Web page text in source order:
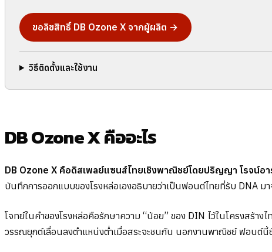
ขอลิขสิทธิ์ DB Ozone X จากผู้ผลิต →
วิธีติดตั้งและใช้งาน
DB Ozone X คืออะไร
DB Ozone X คือดิสเพลย์แซนส์ไทยเชิงพาณิชย์โดยปริญญา โรจน์อ
บันทึกการออกแบบของโรงหล่อเองอธิบายว่าเป็นฟอนต์ไทยที่รับ DNA
โจทย์ในคำของโรงหล่อคือรักษาความ “น้อย” ของ DIN ไว้ในโครงสร้า
วรรณยุกต์เลื่อนลงตำแหน่งต่ำเมื่อสระจะชนกัน นอกงานพาณิชย์ ฟอนต์